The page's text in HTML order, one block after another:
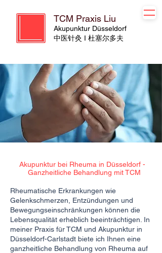
TCM Praxis Liu
Akupunktur Düsseldorf
​​中医针灸 I 杜塞尔多夫
Akupunktur bei Rheuma in Düsseldorf -
Ganzheitliche Behandlung mit TCM
Rheumatische Erkrankungen wie
Gelenkschmerzen, Entzündungen und
Bewegungseinschränkungen können die
Lebensqualität erheblich beeinträchtigen. In
meiner Praxis für TCM und Akupunktur in
Düsseldorf-Carlstadt biete ich Ihnen eine
ganzheitliche Behandlung von Rheuma auf